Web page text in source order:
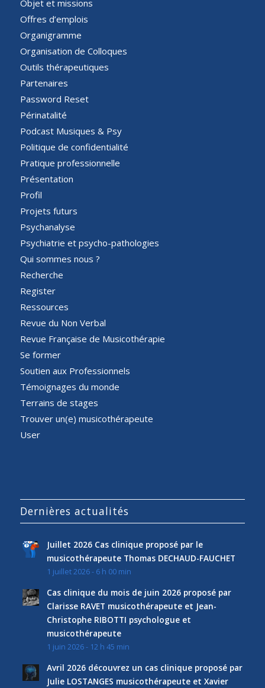
Objet et missions
Offres d’emplois
Organigramme
Organisation de Colloques
Outils thérapeutiques
Partenaires
Password Reset
Périnatalité
Podcast Musiques & Psy
Politique de confidentialité
Pratique professionnelle
Présentation
Profil
Projets futurs
Psychanalyse
Psychiatrie et psycho-pathologies
Qui sommes nous ?
Recherche
Register
Ressources
Revue du Non Verbal
Revue Française de Musicothérapie
Se former
Soutien aux Professionnels
Témoignages du monde
Terrains de stages
Trouver un(e) musicothérapeute
User
Dernières actualités
Juillet 2026 Cas clinique proposé par le
musicothérapeute Thomas DECHAUD-FAUCHET
1 juillet 2026 - 6 h 00 min
Cas clinique du mois de juin 2026 proposé par
Clarisse RAVET musicothérapeute et Jean-
Christophe RIBOTTI psychologue et
musicothérapeute
1 juin 2026 - 12 h 45 min
Avril 2026 découvrez un cas clinique proposé par
Julie LOSTANGES musicothérapeute et Xavier